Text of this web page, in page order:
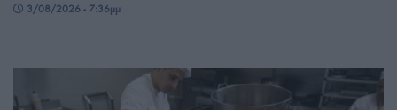
3/08/2026 - 7:36μμ